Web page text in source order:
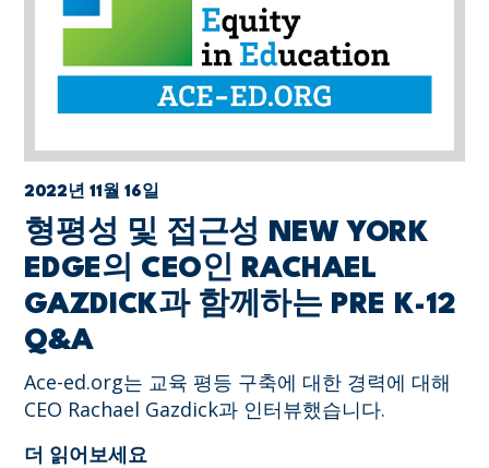
2022년 11월 16일
형평성 및 접근성 NEW YORK
EDGE의 CEO인 RACHAEL
GAZDICK과 함께하는 PRE K-12
Q&A
Ace-ed.org는 교육 평등 구축에 대한 경력에 대해
CEO Rachael Gazdick과 인터뷰했습니다.
더 읽어보세요